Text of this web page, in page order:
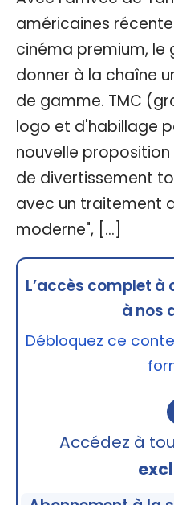
américaines
cinéma premium, le
donner à la chaîne
de gamme. TMC
logo et d'habillage
nouvelle
de divertissement
avec un traitement
moderne", […]
L’accès complet
à nos
Débloquez ce
Accédez à